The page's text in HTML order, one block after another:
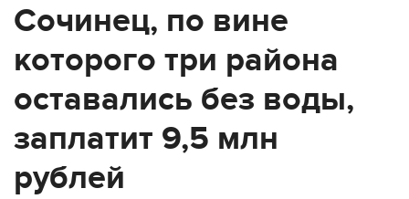
Сочинец, по вине
которого три района
оставались без воды,
заплатит 9,5 млн
рублей